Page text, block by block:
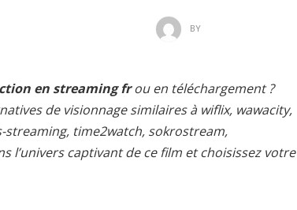
BY
en streaming frou en téléchargement ?
de visionnage similaires à wiflix, wawacity,
time2watch, sokrostream,
l’univers captivant de ce film et choisissez votre